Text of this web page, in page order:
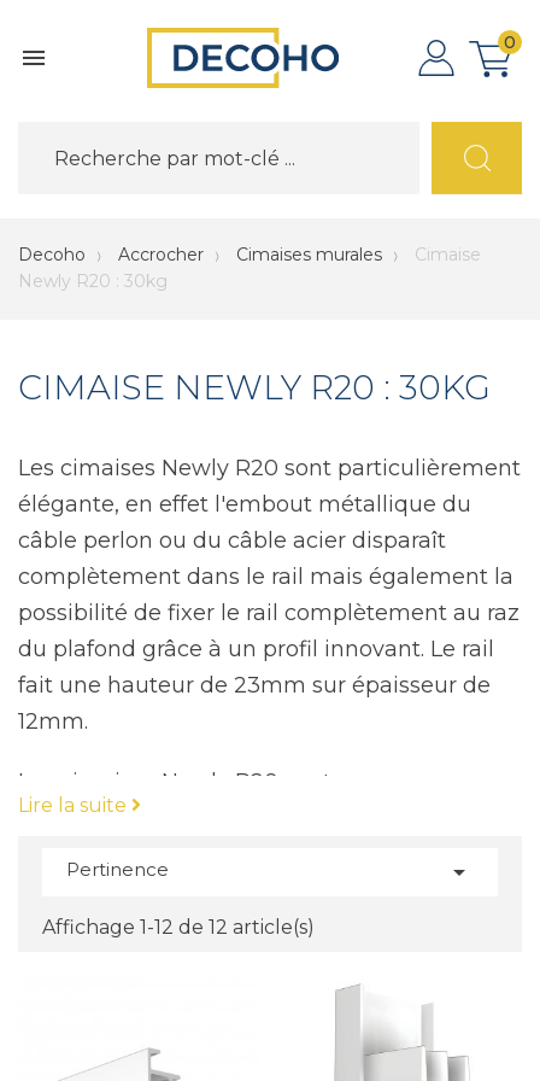

0
Decoho Accrocher Cimaises murales
Cimaise
Newly R20 : 30kg
CIMAISE NEWLY R20 : 30KG
Les cimaises Newly R20 sont particulièrement
élégante, en effet l'embout métallique du
câble perlon ou du câble acier disparaît
complètement dans le rail mais également la
possibilité de fixer le rail complètement au raz
du plafond grâce à un profil innovant. Le rail
fait une hauteur de 23mm sur épaisseur de
12mm.
Les cimaises Newly R20 sont conçues pour
offrir une solution d'accrochage encore plus
12mm, elles sont particulièrement élégantes.
acier disparaît complètement dans le rail,
contribuant à un aspect encore plus discret.
Ce qui rend cette cimaise innovante est la
Lire la suite
Pertinence 
Affichage 1-12 de 12 article(s)